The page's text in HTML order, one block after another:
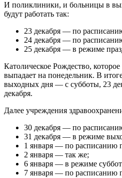
И поликлиники, и больницы в
будут работать так:
23 декабря — по
24 декабря — по
25 декабря — в режиме
Католическое Рождество,
выпадает на понедельник. В
выходных дня — с субботы, 23
декабря.
Далее учреждения
30 декабря — по
31 декабря — в режиме
1 января — по расписанию
2 января — так же;
6 января — в режиме
7 января — по расписанию